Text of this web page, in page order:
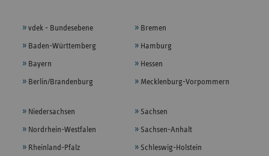
vdek - Bundesebene
Baden-Württemberg
Bayern
Berlin/Brandenburg
Bremen
Hamburg
Hessen
Mecklenburg-Vorpommern
Niedersachsen
Nordrhein-Westfalen
Rheinland-Pfalz
Sachsen
Sachsen-Anhalt
Schleswig-Holstein